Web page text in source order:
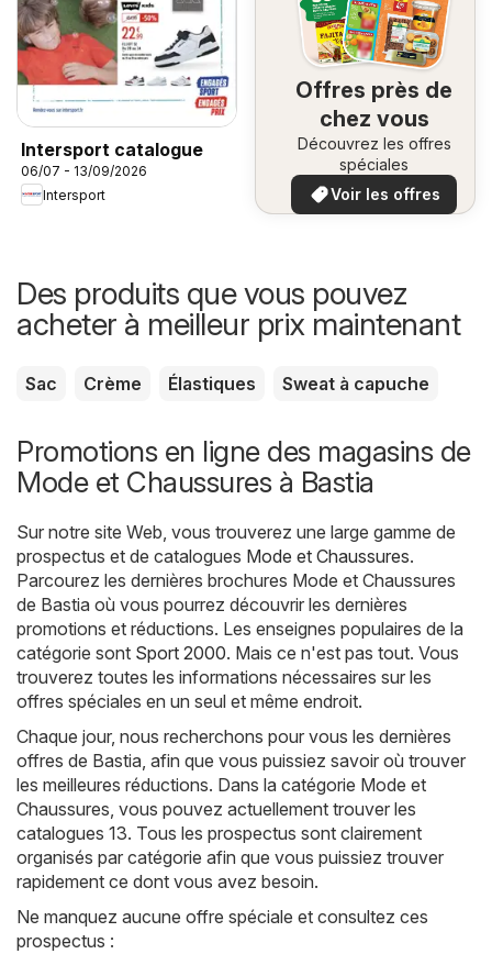
Intersport catalogue
06/07 - 13/09/2026
Intersport
Offres près de
chez vous
Découvrez les offres
spéciales
Voir les offres
Des produits que vous pouvez
acheter à meilleur prix maintenant
Sac Crème Élastiques Sweat à capuche
Promotions en ligne des magasins de
Mode et Chaussures à Bastia
Sur notre site Web, vous trouverez une large gamme de
prospectus et de catalogues Mode et Chaussures.
Parcourez les dernières brochures Mode et Chaussures
de Bastia où vous pourrez découvrir les dernières
promotions et réductions. Les enseignes populaires de la
catégorie sont Sport 2000. Mais ce n'est pas tout. Vous
trouverez toutes les informations nécessaires sur les
offres spéciales en un seul et même endroit.
Chaque jour, nous recherchons pour vous les dernières
offres de Bastia, afin que vous puissiez savoir où trouver
les meilleures réductions. Dans la catégorie Mode et
Chaussures, vous pouvez actuellement trouver les
catalogues 13. Tous les prospectus sont clairement
organisés par catégorie afin que vous puissiez trouver
rapidement ce dont vous avez besoin.
Ne manquez aucune offre spéciale et consultez ces
prospectus :